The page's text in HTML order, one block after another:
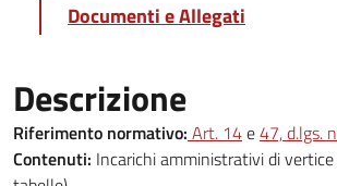
Documenti e Allegati
Descrizione
Riferimento normativo: Art. 14e47, d.lgs.
Contenuti: Incarichi amministrativi di vertice